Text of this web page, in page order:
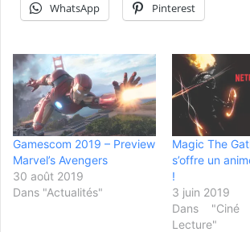
WhatsApp Pinterest
Gamescom 2019 – Preview
Marvel’s Avengers
30 août 2019
Dans "Actualités"
Magic The
s’offre un
!
3 juin 2019
Dans
Lecture"